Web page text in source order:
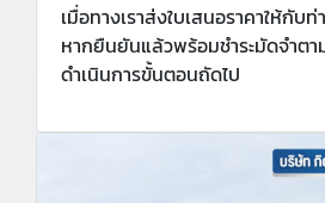
เมื่อทางเราส่งใบเสนอราคาให้กับ
หากยืนยันแล้วพร้อมชำระมัดจำต
ดำเนินการขั้นตอนถัดไป